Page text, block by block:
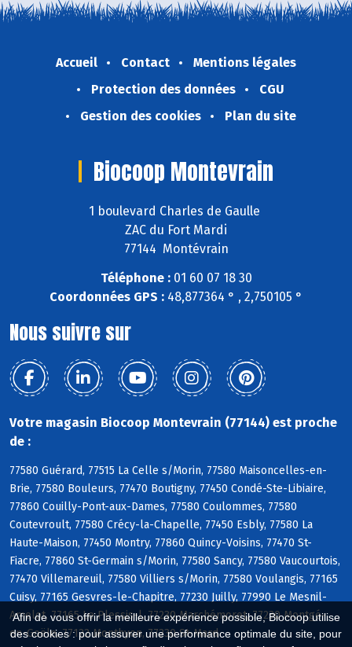
Afin de vous offrir la meilleure expérience possible, Biocoop utilise
des cookies : pour assurer une performance optimale du site, pour
Accueil Contact
Mentions légales
Protection des données
CGU
Gestion des cookies
Plan du site
Biocoop Montevrain
1 boulevard Charles de Gaulle
ZAC du Fort Mardi
77144 Montévrain
Téléphone :01 60 07 18 30
Coordonnées GPS : 48,877364 ° , 2,750105 °
Nous suivre sur
Votre magasin Biocoop Montevrain (77144) est proche
de :
77580 Guérard, 77515 La Celle s/Morin, 77580 Maisoncelles-en-
Brie, 77580 Bouleurs, 77470 Boutigny, 77450 Condé-Ste-Libiaire,
77860 Couilly-Pont-aux-Dames, 77580 Coulommes, 77580
Coutevroult, 77580 Crécy-la-Chapelle, 77450 Esbly, 77580 La
Haute-Maison, 77450 Montry, 77860 Quincy-Voisins, 77470 St-
Fiacre, 77860 St-Germain s/Morin, 77580 Sancy, 77580 Vaucourtois,
77470 Villemareuil, 77580 Villiers s/Morin, 77580 Voulangis, 77165
Cuisy, 77165 Gesvres-le-Chapitre, 77230 Juilly, 77990 Le Mesnil-
Amelot, 77165 Le Plessis-l, 77230 Marchémoret, 77230 Montgé-
en-Goële, 77122 Monthyon, 77230 St-Mard